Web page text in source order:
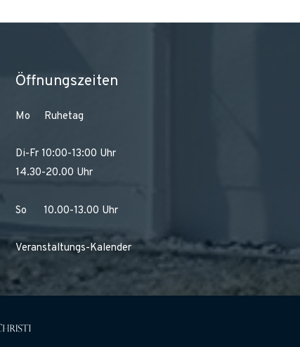
Öffnungszeiten
Mo Ruhetag
Di-Fr 10:00-13:00 Uhr
14.30-20.00 Uhr
So 10.00-13.00 Uhr
Veranstaltungs-Kalender